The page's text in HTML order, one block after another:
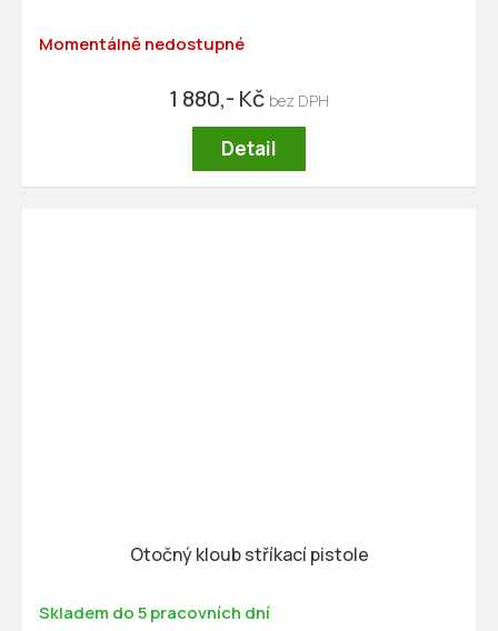
Momentálně nedostupné
1 880,- Kč
Detail
Otočný kloub stříkací pistole
Skladem do 5 pracovních dní